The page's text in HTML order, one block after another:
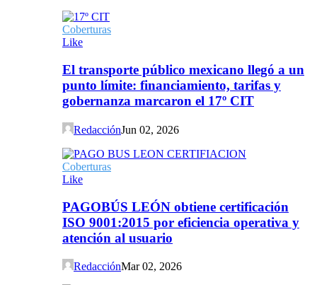
Coberturas
Like
El transporte público mexicano llegó a un
punto límite: financiamiento, tarifas y
gobernanza marcaron el 17º CIT
RedacciónJun 02, 2026
Coberturas
Like
PAGOBÚS LEÓN obtiene certificación
ISO 9001:2015 por eficiencia operativa y
atención al usuario
RedacciónMar 02, 2026